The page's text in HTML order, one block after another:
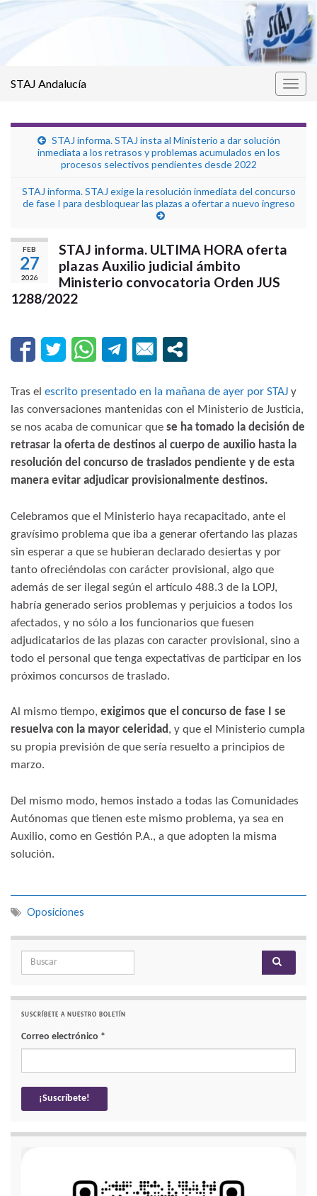
STAJ Andalucía
STAJ informa. STAJ insta al Ministerio a dar solución
inmediata a los retrasos y problemas acumulados en los
procesos selectivos pendientes desde 2022
STAJ informa. STAJ exige la resolución inmediata del concurso
de fase I para desbloquear las plazas a ofertar a nuevo ingreso
FEB
27
2026
STAJ informa. ULTIMA HORA oferta
plazas Auxilio judicial ámbito
Ministerio convocatoria Orden JUS
1288/2022
Tras el escrito presentado en la mañana de ayer por STAJ y
las conversaciones mantenidas con el Ministerio de Justicia,
se nos acaba de comunicar que se ha tomado la decisión de
retrasar la oferta de destinos al cuerpo de auxilio hasta la
resolución del concurso de traslados pendiente y de esta
manera evitar adjudicar provisionalmente destinos.
Celebramos que el Ministerio haya recapacitado, ante el
gravísimo problema que iba a generar ofertando las plazas
sin esperar a que se hubieran declarado desiertas y por
tanto ofreciéndolas con carácter provisional, algo que
además de ser ilegal según el artículo 488.3 de la LOPJ,
habría generado serios problemas y perjuicios a todos los
afectados, y no sólo a los funcionarios que fuesen
adjudicatarios de las plazas con caracter provisional, sino a
todo el personal que tenga expectativas de participar en los
próximos concursos de traslado.
Al mismo tiempo, exigimos que el concurso de fase I se
resuelva con la mayor celeridad, y que el Ministerio cumpla
su propia previsión de que sería resuelto a principios de
marzo.
Del mismo modo, hemos instado a todas las Comunidades
Autónomas que tienen este mismo problema, ya sea en
Auxilio, como en Gestión P.A., a que adopten la misma
solución.
Oposiciones
Search for:
SUSCRÍBETE A NUESTRO BOLETÍN
Correo electrónico *